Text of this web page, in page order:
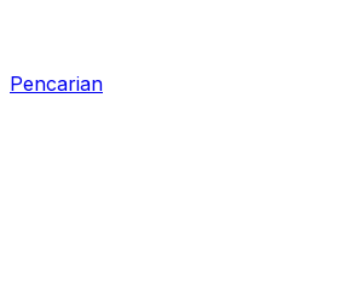
Pencarian